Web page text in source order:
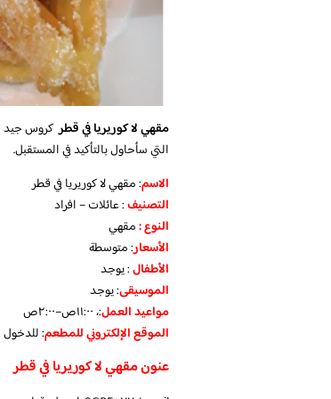
مقهي لا كوريريا في قطركروس جيد
التي سأحاول بالتأكيد في المستقبل.
الاسم: مقهي لا كوريريا في قطر
التصنيف: عائلات – افراد
النوع :مقهي
الأسعار:متوسطة
الأطفال:يوجد
الموسيقى:يوجد
مواعيد العمل:، ١١:٠٠ص–٢:٠٠ص
الموقع الإلكتروني للمطعم: للدخول
عنون مقهي لا كوريريا في قطر